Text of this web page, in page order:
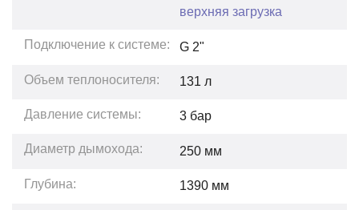
верхняя загрузка
Подключение к системе: G 2"
Объем теплоносителя: 131 л
Давление системы: 3 бар
Диаметр дымохода: 250 мм
Глубина: 1390 мм